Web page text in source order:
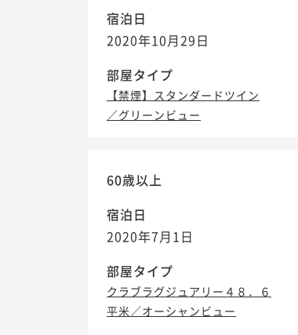
宿泊日
2020年10月29日
部屋タイプ
【禁煙】スタンダードツイン
／グリーンビュー
60歳以上
宿泊日
2020年7月1日
部屋タイプ
クラブラグジュアリー４８．６
平米／オーシャンビュー